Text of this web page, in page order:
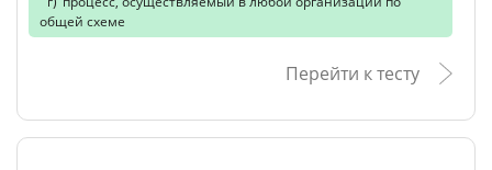
общей схеме
Перейти к тесту